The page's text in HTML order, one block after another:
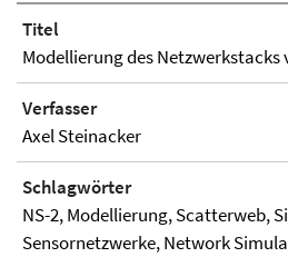
Titel
Modellierung des Netzwerkstacks
Verfasser
Axel Steinacker
Schlagwörter
NS-2, Modellierung, Scatterweb,
Sensornetzwerke, Network